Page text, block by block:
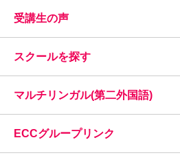
受講生の声
スクールを探す
マルチリンガル(第二外国語)
ECCグループリンク